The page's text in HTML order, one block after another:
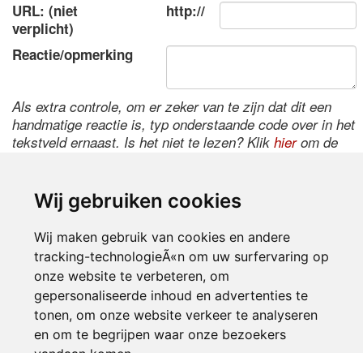
Wij gebruiken cookies
Wij maken gebruik van cookies en andere
tracking-technologieÃ«n om uw surfervaring op
onze website te verbeteren, om
gepersonaliseerde inhoud en advertenties te
tonen, om onze website verkeer te analyseren
en om te begrijpen waar onze bezoekers
URL: (niet
verplicht)
http://
Reactie/opmerking
Als extra controle, om er zeker van te zijn dat dit een
handmatige reactie is, typ onderstaande code over in het
tekstveld ernaast. Is het niet te lezen? Klik hierom de
Inloggen